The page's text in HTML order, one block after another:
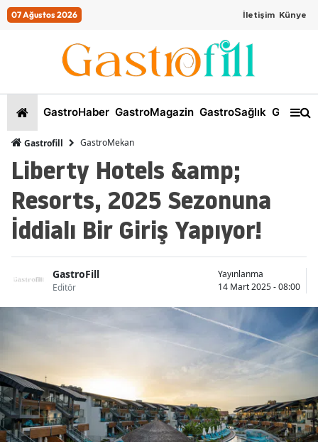
07 Ağustos 2026 İletişim Künye
GastroHaber GastroMagazin GastroSağlık
Gastrofill GastroMekan
Liberty Hotels &amp;
Resorts, 2025 Sezonuna
İddialı Bir Giriş Yapıyor!
GastroFill
Editör
Yayınlanma
14 Mart 2025 - 08:00